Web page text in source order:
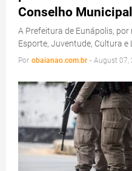
Conselho Municipal
A Prefeitura de Eunápolis,
Esporte, Juventude, Cultura e
Por obaianao.com.br - August 07,